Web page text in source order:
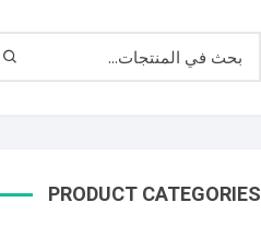
PRODUCT CATEGORIES